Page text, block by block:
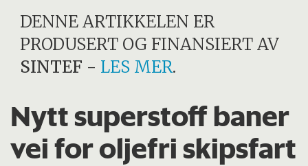
DENNE ARTIKKELEN ER
PRODUSERT OG FINANSIERT AV
SINTEF - LES MER.
Nytt superstoff baner
vei for oljefri skipsfart